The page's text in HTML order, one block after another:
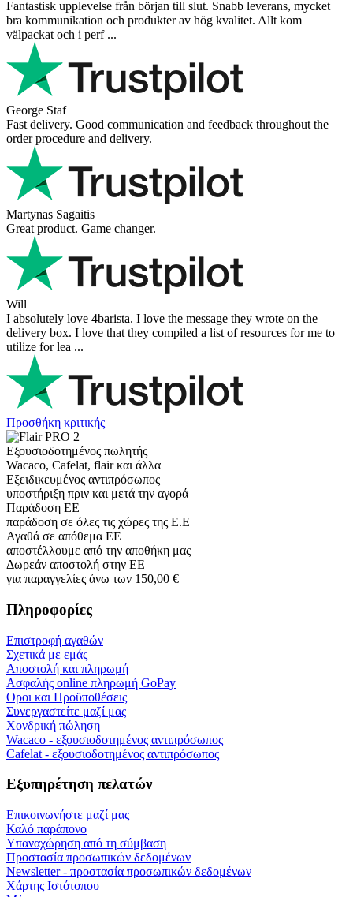
Fantastisk upplevelse från början till slut. Snabb leverans, mycket
bra kommunikation och produkter av hög kvalitet. Allt kom
välpackat och i perf ...
George Staf
Fast delivery. Good communication and feedback throughout the
order procedure and delivery.
Martynas Sagaitis
Great product. Game changer.
Will
I absolutely love 4barista. I love the message they wrote on the
delivery box. I love that they compiled a list of resources for me to
utilize for lea ...
Προσθήκη κριτικής
Εξουσιοδοτημένος πωλητής
Wacaco, Cafelat, flair και άλλα
Εξειδικευμένος αντιπρόσωπος
υποστήριξη πριν και μετά την αγορά
Παράδοση ΕΕ
παράδοση σε όλες τις χώρες της Ε.Ε
Αγαθά σε απόθεμα ΕΕ
αποστέλλουμε από την αποθήκη μας
Δωρεάν αποστολή στην ΕΕ
για παραγγελίες άνω των 150,00 €
Πληροφορίες
Επιστροφή αγαθών
Σχετικά με εμάς
Αποστολή και πληρωμή
Ασφαλής online πληρωμή GoPay
Οροι και Προϋποθέσεις
Συνεργαστείτε μαζί μας
Χονδρική πώληση
Wacaco - εξουσιοδοτημένος αντιπρόσωπος
Cafelat - εξουσιοδοτημένος αντιπρόσωπος
Εξυπηρέτηση πελατών
Επικοινωνήστε μαζί μας
Καλό παράπονο
Υπαναχώρηση από τη σύμβαση
Προστασία προσωπικών δεδομένων
Newsletter - προστασία προσωπικών δεδομένων
Χάρτης Ιστότοπου